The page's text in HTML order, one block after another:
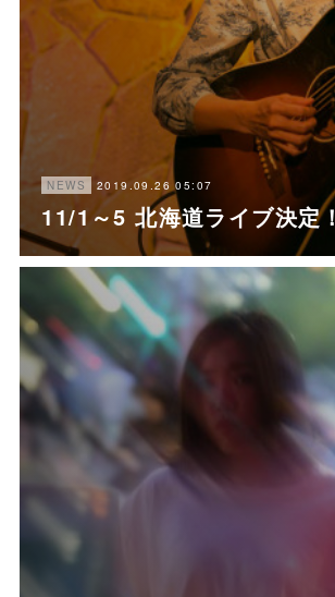
NEWS 2019.09.26 05:07
11/1～5 北海道ライブ決定！